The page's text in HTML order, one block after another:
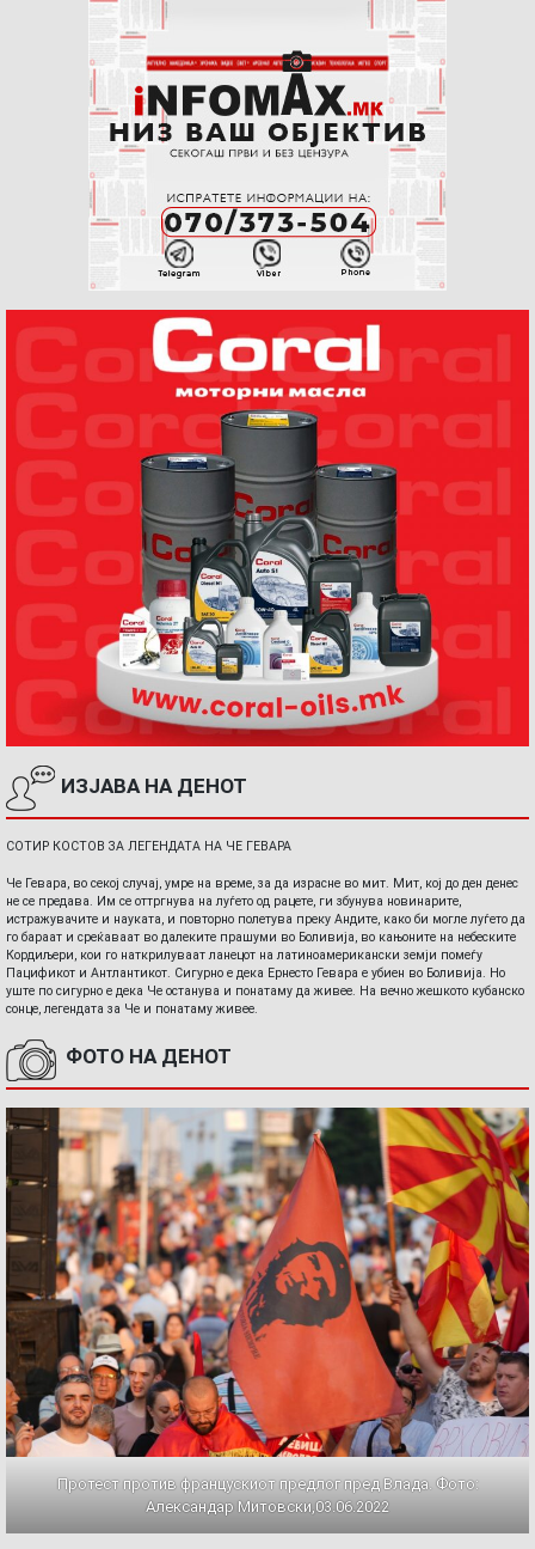
ИЗЈАВА НА ДЕНОТ
СОТИР КОСТОВ ЗА ЛЕГЕНДАТА НА ЧЕ ГЕВАРА
Че Гевара, во секој случај, умре на време, за да израсне во мит. Мит, кој до ден денес
не се предава. Им се оттргнува на луѓето од рацете, ги збунува новинарите,
истражувачите и науката, и повторно полетува преку Андите, како би могле луѓето да
го бараат и среќаваат во далеките прашуми во Боливија, во кањоните на небеските
Кордиљери, кои го наткрилуваат ланецот на латиноамерикански земји помеѓу
Пацификот и Антлантикот. Сигурно е дека Ернесто Гевара е убиен во Боливија. Но
уште по сигурно е дека Че останува и понатаму да живее. На вечно жешкото кубанско
сонце, легендата за Че и понатаму живее.
ФОТО НА ДЕНОТ
Протест против францускиот предлог пред Влада. Фото:
Александар Митовски,03.06.2022